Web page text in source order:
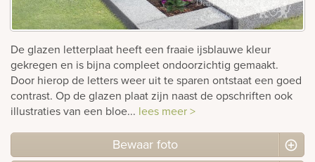
Bekijk
ook:
De glazen letterplaat heeft een fraaie ijsblauwe kleur
gekregen en is bijna compleet ondoorzichtig gemaakt.
Door hierop de letters weer uit te sparen ontstaat een goed
contrast. Op de glazen plaat zijn naast de opschriften ook
illustraties van een bloe... lees meer >
Bewaar foto